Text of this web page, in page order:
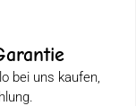
bei uns kaufen,